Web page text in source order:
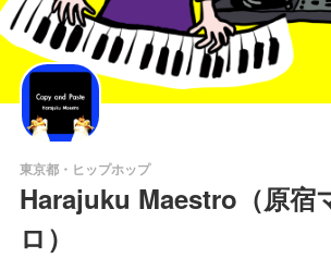
東京都・ヒップホップ
Harajuku Maestro（原宿
ロ）